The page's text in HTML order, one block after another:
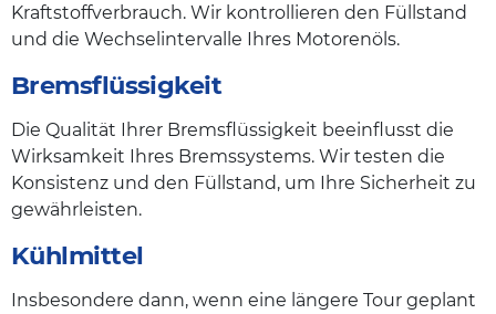
Kraftstoffverbrauch. Wir kontrollieren den Füllstand
und die Wechselintervalle Ihres Motorenöls.
Bremsflüssigkeit
Die Qualität Ihrer Bremsflüssigkeit beeinflusst die
Wirksamkeit Ihres Bremssystems. Wir testen die
Konsistenz und den Füllstand, um Ihre Sicherheit zu
gewährleisten.
Kühlmittel
Insbesondere dann, wenn eine längere Tour geplant